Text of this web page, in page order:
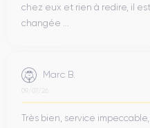
chez eux et rien à redire, il
changée ...
Marc B.
09/07/26
Très bien, service